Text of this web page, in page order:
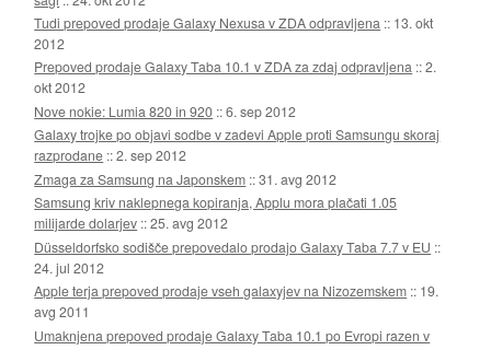
Tudi prepoved prodaje Galaxy Nexusa v ZDA odpravljena :: 13. okt
2012
Prepoved prodaje Galaxy Taba 10.1 v ZDA za zdaj odpravljena ::2.
okt 2012
Nove nokie: Lumia 820 in 920 ::6. sep 2012
Galaxy trojke po objavi sodbe v zadevi Apple proti Samsungu skoraj
razprodane ::2. sep 2012
Zmaga za Samsung na Japonskem ::31. avg 2012
Samsung kriv naklepnega kopiranja, Applu mora plačati 1.05
milijarde dolarjev ::25. avg 2012
Düsseldorfsko sodišče prepovedalo prodajo Galaxy Taba 7.7 v EU ::
24. jul 2012
Apple terja prepoved prodaje vseh galaxyjev na Nizozemskem :: 19.
avg 2011
Umaknjena prepoved prodaje Galaxy Taba 10.1 po Evropi razen v